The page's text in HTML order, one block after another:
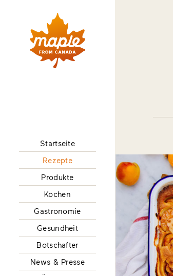
Startseite
Rezepte
Produkte
Kochen
Gastronomie
Gesundheit
Botschafter
News & Presse